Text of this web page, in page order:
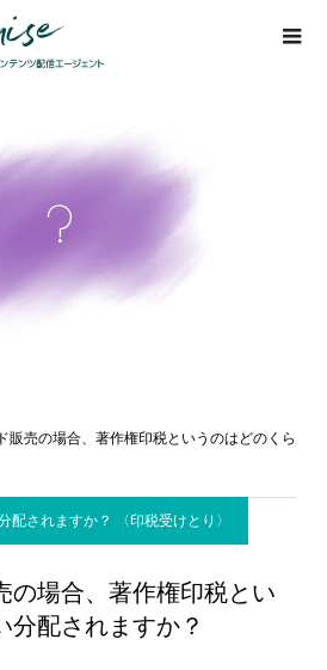
?
販売の場合、著作権印税というのはどのくら
配されますか？ 〈印税受けとり〉
の場合、著作権印税とい
分配されますか？